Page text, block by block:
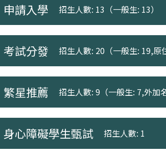
申請入學 招生人數: 13（一般生: 13）
考試分發 招生人數: 20（一般生: 19,原
繁星推薦 招生人數: 9（一般生: 7,外加
身心障礙學生甄試 招生人數: 1